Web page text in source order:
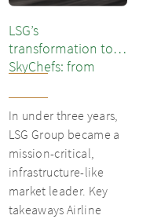
LSG’s
transformation to
SkyChefs: from
unit into culinary
champion
In under three years,
LSG Group became a
mission-critical,
infrastructure-like
market leader. Key
takeaways Airline